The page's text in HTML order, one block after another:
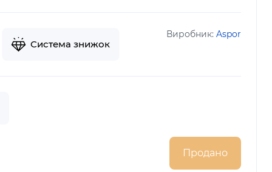
Виробник: Aspor
Система знижок
Продано